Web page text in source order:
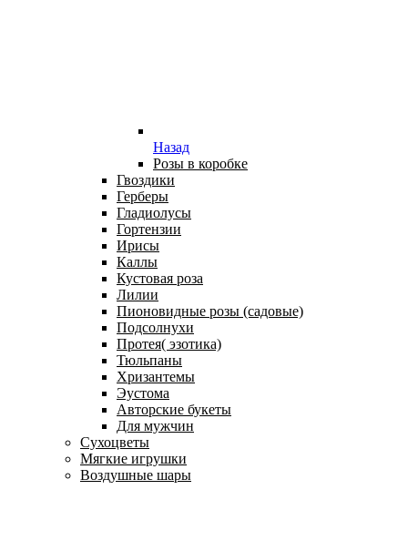
Назад
Розы в коробке
Гвоздики
Герберы
Гладиолусы
Гортензии
Ирисы
Каллы
Кустовая роза
Лилии
Пионовидные розы (садовые)
Подсолнухи
Протея( эзотика)
Тюльпаны
Хризантемы
Эустома
Авторские букеты
Для мужчин
Сухоцветы
Мягкие игрушки
Воздушные шары